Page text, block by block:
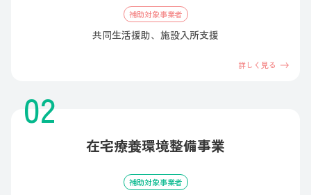
補助対象事業者
共同生活援助、施設入所支援
詳しく見る
在宅療養環境整備事業
補助対象事業者